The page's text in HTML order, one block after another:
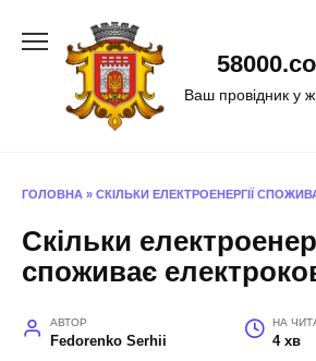
Ваш провідник у
ГОЛОВНА » СКІЛЬКИ ЕЛЕКТРОЕНЕРГІЇ
Скільки
споживає
АВТОР
Fedorenko Serhii
НА
4 хв